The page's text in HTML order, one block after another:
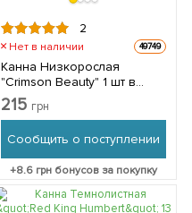
2
Нет в наличии 49749
Канна Низкорослая
"Crimson Beauty" 1 шт в
упаковке
215 грн
Сообщить о поступлении
+8.6грн бонусов за покупку